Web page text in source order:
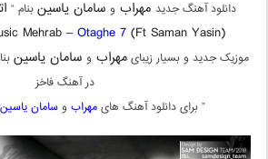
دانلود آهنگ جدید مهراب و سامان یاسینبنام “
Mehrab –Otaghe 7 (Ft Saman Yasin)
موزیک جدید و بسیار زیبایمهراب و سامان یاسین
در آهنگ فاخز
” برای دانلود آهنگ هایمهراب وسامان یاسین